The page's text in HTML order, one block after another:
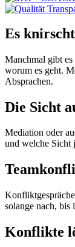
Es
Manchmal gibt
worum es geht.
Absprachen.
Die Sicht
Mediation oder
und welche Sicht
solange nach, bis
Konflikte